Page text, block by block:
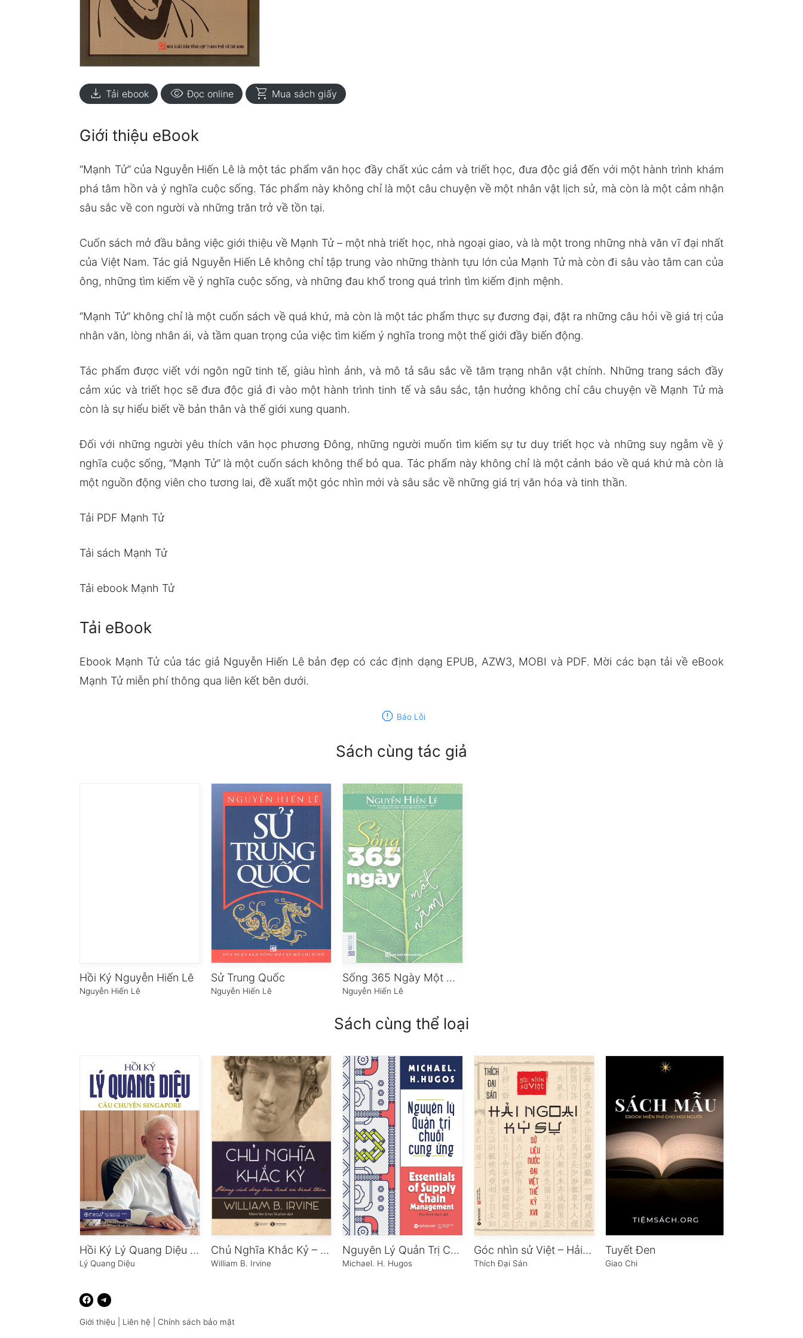
download Tải ebook visibility Đọc online shopping_cart Mua sách giấy
Giới thiệu eBook
“Mạnh Tử” của Nguyễn Hiến Lê là một tác phẩm văn học đầy chất xúc cảm và triết học, đưa độc giả đến với một hành trình khám
phá tâm hồn và ý nghĩa cuộc sống. Tác phẩm này không chỉ là một câu chuyện về một nhân vật lịch sử, mà còn là một cảm nhận
sâu sắc về con người và những trăn trở về tồn tại.
Cuốn sách mở đầu bằng việc giới thiệu về Mạnh Tử – một nhà triết học, nhà ngoại giao, và là một trong những nhà văn vĩ đại nhất
của Việt Nam. Tác giả Nguyễn Hiến Lê không chỉ tập trung vào những thành tựu lớn của Mạnh Tử mà còn đi sâu vào tâm can của
ông, những tìm kiếm về ý nghĩa cuộc sống, và những đau khổ trong quá trình tìm kiếm định mệnh.
“Mạnh Tử” không chỉ là một cuốn sách về quá khứ, mà còn là một tác phẩm thực sự đương đại, đặt ra những câu hỏi về giá trị của
nhân văn, lòng nhân ái, và tầm quan trọng của việc tìm kiếm ý nghĩa trong một thế giới đầy biến động.
Tác phẩm được viết với ngôn ngữ tinh tế, giàu hình ảnh, và mô tả sâu sắc về tâm trạng nhân vật chính. Những trang sách đầy
cảm xúc và triết học sẽ đưa độc giả đi vào một hành trình tinh tế và sâu sắc, tận hưởng không chỉ câu chuyện về Mạnh Tử mà
còn là sự hiểu biết về bản thân và thế giới xung quanh.
Đối với những người yêu thích văn học phương Đông, những người muốn tìm kiếm sự tư duy triết học và những suy ngẫm về ý
nghĩa cuộc sống, “Mạnh Tử” là một cuốn sách không thể bỏ qua. Tác phẩm này không chỉ là một cảnh báo về quá khứ mà còn là
một nguồn động viên cho tương lai, đề xuất một góc nhìn mới và sâu sắc về những giá trị văn hóa và tinh thần.
Tải PDF Mạnh Tử
Tải sách Mạnh Tử
Tải ebook Mạnh Tử
Tải eBook
Ebook Mạnh Tử của tác giả Nguyễn Hiến Lê bản đẹp có các định dạng EPUB, AZW3, MOBI và PDF. Mời các bạn tải về eBook
Mạnh Tử miễn phí thông qua liên kết bên dưới.
report Báo Lỗi
Sách cùng tác giả
Hồi Ký Nguyễn Hiến Lê
Nguyễn Hiến Lê
Sử Trung Quốc
Nguyễn Hiến Lê
Sống 365 Ngày Một Năm
Nguyễn Hiến Lê
Sách cùng thể loại
Hồi Ký Lý Quang Diệu – Tập 1: Câu Chuyện Singapore
Lý Quang Diệu
Chủ Nghĩa Khắc Kỷ – Phong Cách Sống Bản Lĩnh Và Bình Thản
William B. Irvine
Nguyên Lý Quản Trị Chuỗi Cung Ứng
Michael. H. Hugos
Góc nhìn sử Việt – Hải ngoại kỷ sự
Thích Đại Sán
Tuyết Đen
Giao Chi
Giới thiệu Liên hệ Chính sách bảo mật